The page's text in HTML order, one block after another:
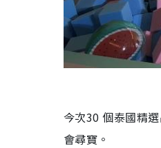
今次30個泰國精
會尋寶 。